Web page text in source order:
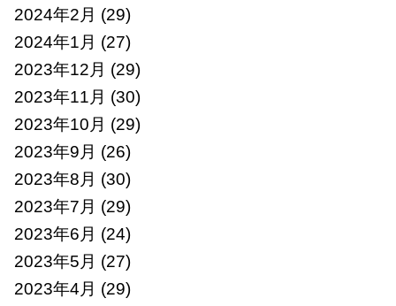
2024年2月 (29)
2024年1月 (27)
2023年12月 (29)
2023年11月 (30)
2023年10月 (29)
2023年9月 (26)
2023年8月 (30)
2023年7月 (29)
2023年6月 (24)
2023年5月 (27)
2023年4月 (29)